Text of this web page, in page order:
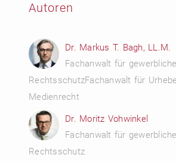
Autoren
Dr. Markus T. Bagh, LL.M.
Fachanwalt für
RechtsschutzFachanwalt für
Medienrecht
Dr. Moritz Vohwinkel
Fachanwalt für
Rechtsschutz